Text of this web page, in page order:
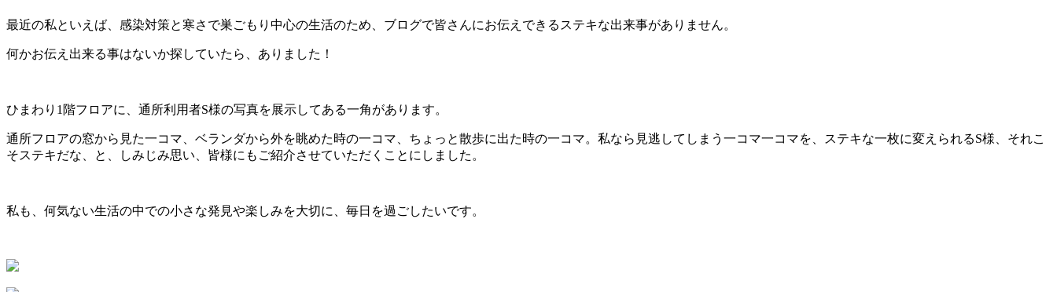
最近の私といえば、感染対策と寒さで巣ごもり中心の生活のため、ブログで皆さんにお伝えできるステキな出来事がありません。
何かお伝え出来る事はないか探していたら、ありました！
ひまわり 1 階フロアに、通所利用者S様の写真を展示してある一角があります。
通所フロアの窓から見た一コマ、ベランダから外を眺めた時の一コマ、ちょっと散歩に出た時の一コマ。私なら見逃してしまう一コマ一コマを、ステキな一枚に変えられるS様、それこ
そステキだな、と、しみじみ思い、皆様にもご紹介させていただくことにしました。
私も、何気ない生活の中での小さな発見や楽しみを大切に、毎日を過ごしたいです。